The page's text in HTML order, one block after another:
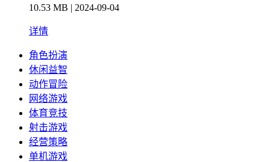
10.53 MB | 2024-09-04
详情
角色扮演
休闲益智
动作冒险
网络游戏
体育竞技
射击游戏
经营策略
单机游戏